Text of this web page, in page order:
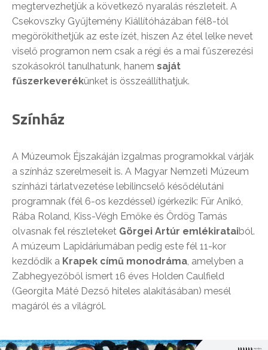
megtervezhetjük a következő nyaralás részleteit. A
Csekovszky Gyűjtemény Kiállítóházában fél8-tól
megörökíthetjük az este ízét, hiszen Az étel lelke nevet
viselő programon nem csak a régi és a mai fűszerezési
szokásokról tanulhatunk, hanem saját
fűszerkeverékünket is összeállíthatjuk.
Színház
A Múzeumok Éjszakáján izgalmas programokkal várják
a színház szerelmeseit is. A Magyar Nemzeti Múzeum
színházi tárlatvezetése lebilincselő késődélutáni
programnak (fél 6-os kezdéssel) ígérkezik: Für Anikó,
Rába Roland, Kiss-Végh Emőke és Ördög Tamás
olvasnak fel részleteket Görgei Artúr emlékirataiból.
A múzeum Lapidáriumában pedig este fél 11-kor
kezdődik a Krapek című monodráma, amelyben a
Zabhegyezőből ismert 16 éves Holden Caulfield
(Georgita Máté Dezső hiteles alakításában) mesél
magáról és a világról.